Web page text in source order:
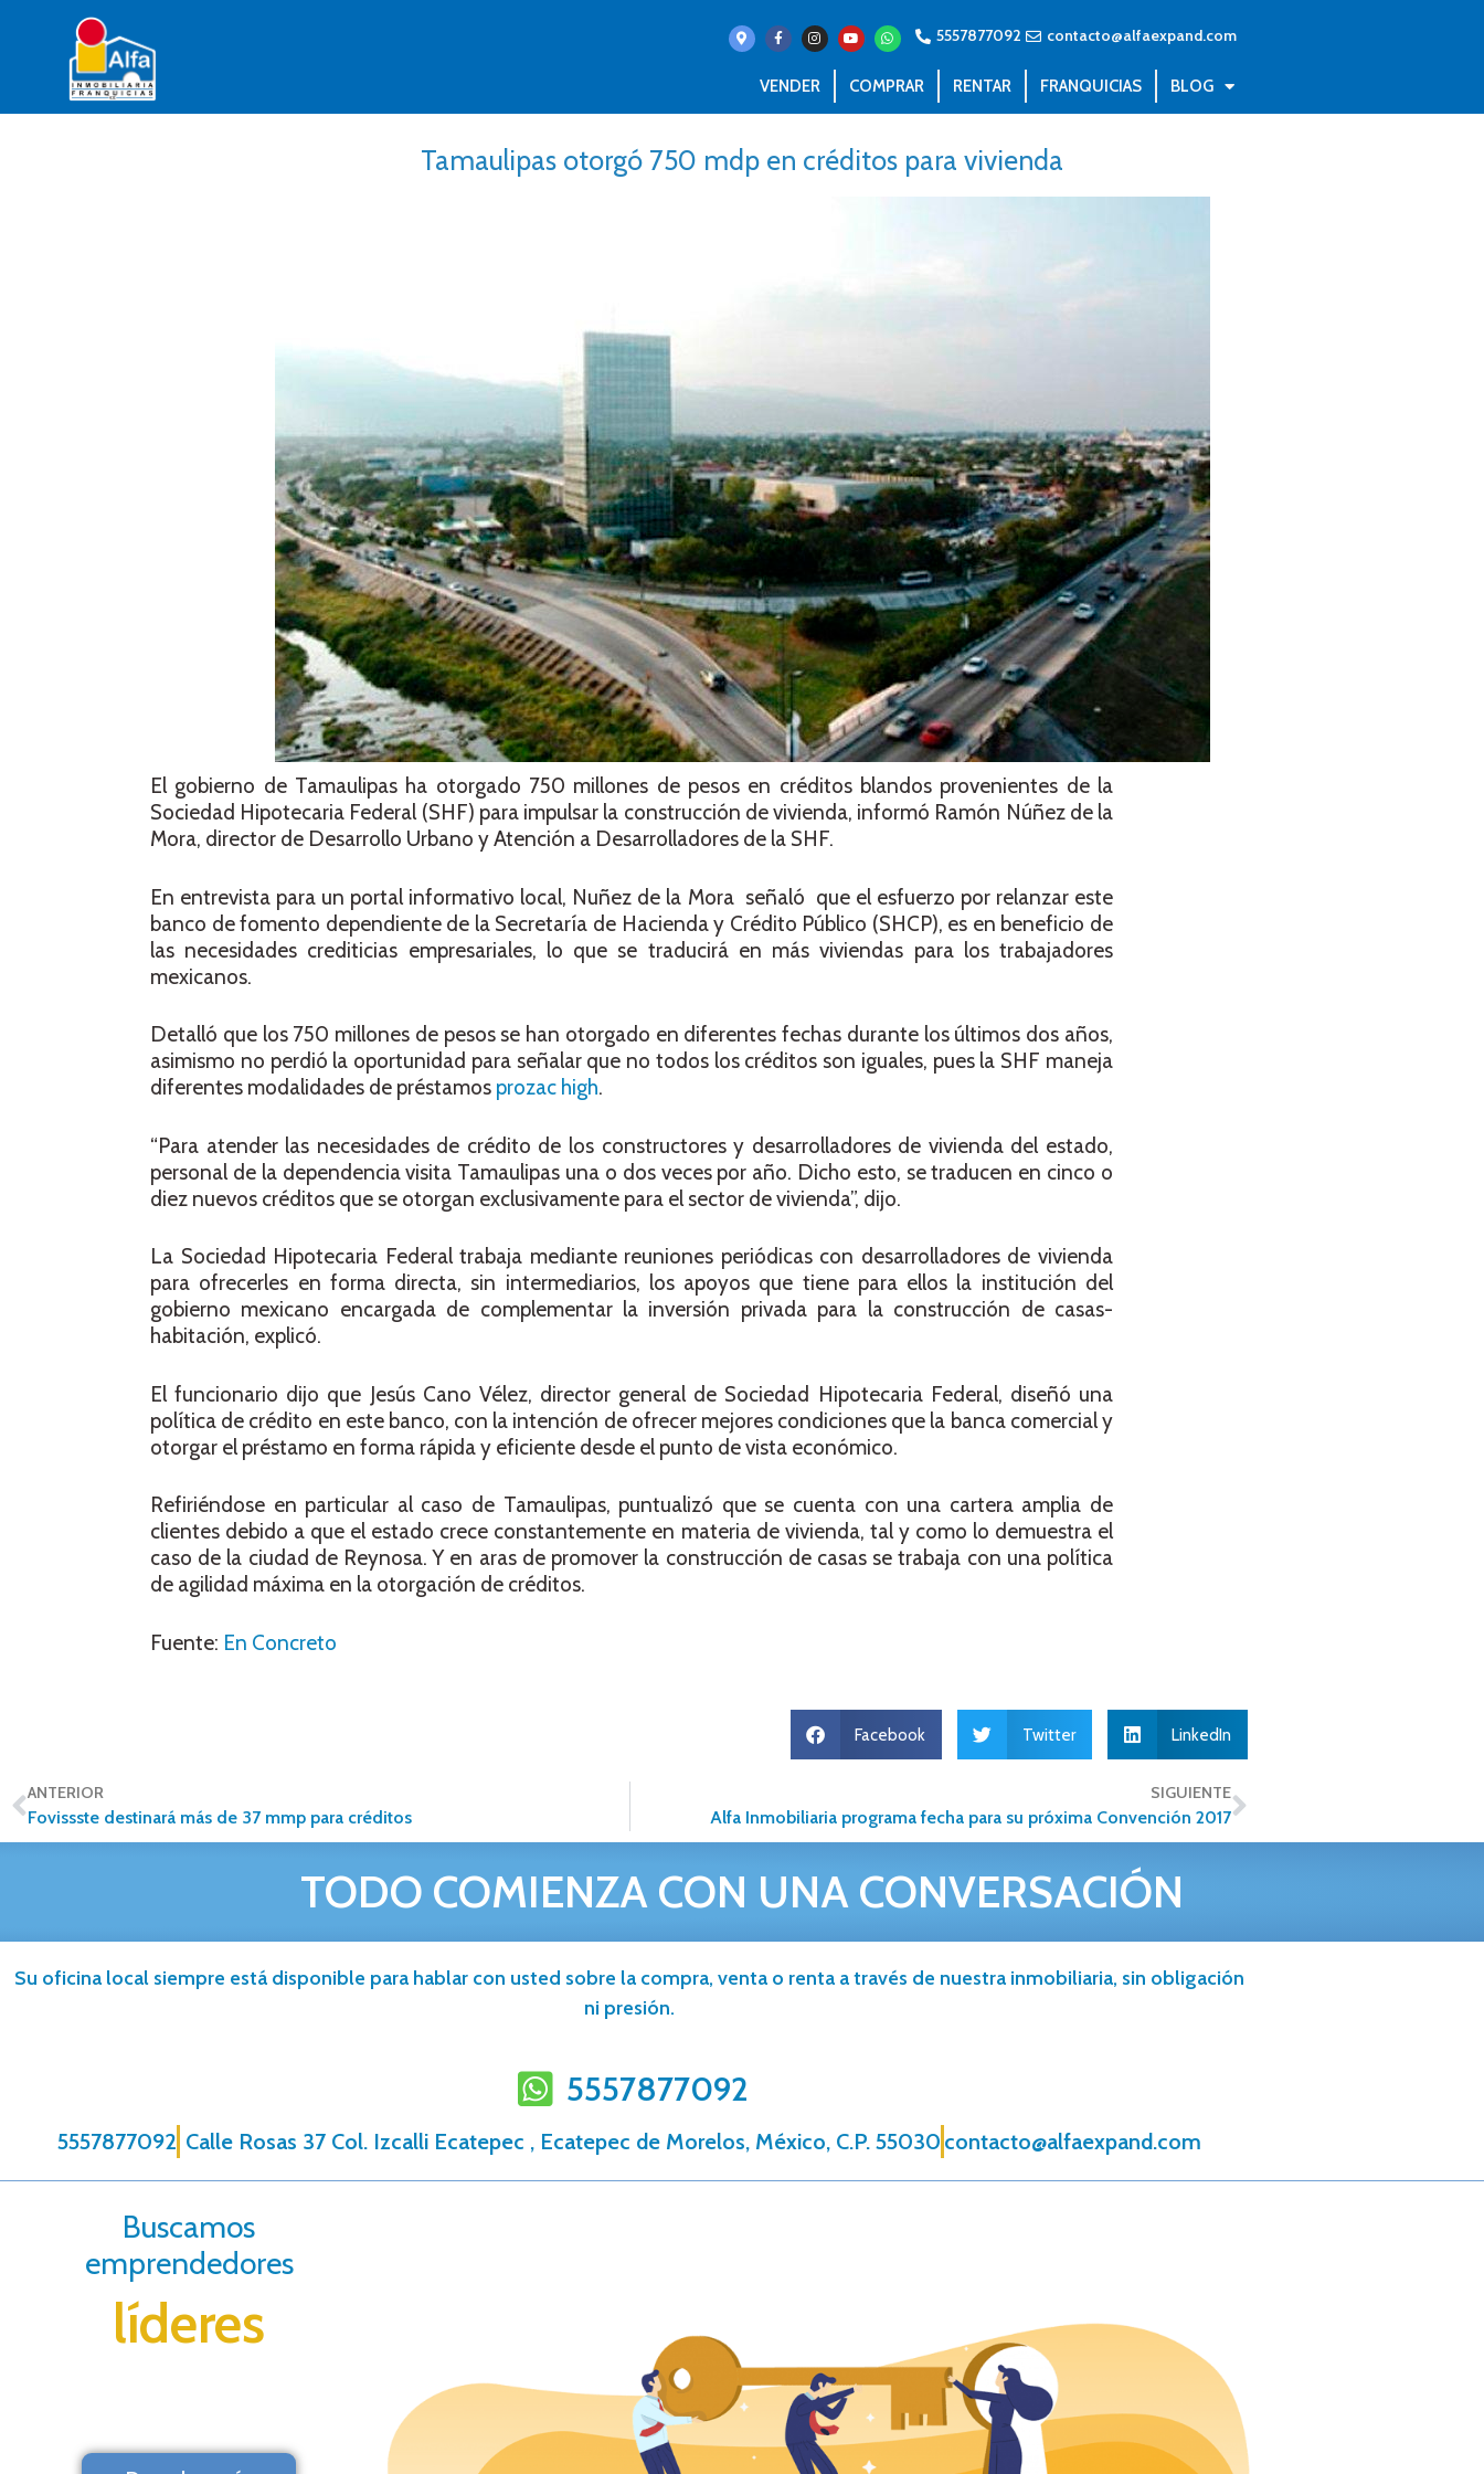
5557877092 contacto@alfaexpand.com
VENDER COMPRAR RENTAR FRANQUICIAS BLOG
Tamaulipas otorgó 750 mdp en créditos para vivienda
El gobierno de Tamaulipas ha otorgado 750 millones de pesos en créditos blandos provenientes de la
Sociedad Hipotecaria Federal (SHF) para impulsar la construcción de vivienda, informó Ramón Núñez de la
Mora, director de Desarrollo Urbano y Atención a Desarrolladores de la SHF.
En entrevista para un portal informativo local, Nuñez de la Mora señaló que el esfuerzo por relanzar este
banco de fomento dependiente de la Secretaría de Hacienda y Crédito Público (SHCP), es en beneficio de
las necesidades crediticias empresariales, lo que se traducirá en más viviendas para los trabajadores
mexicanos.
Detalló que los 750 millones de pesos se han otorgado en diferentes fechas durante los últimos dos años,
asimismo no perdió la oportunidad para señalar que no todos los créditos son iguales, pues la SHF maneja
diferentes modalidades de préstamos prozac high.
“Para atender las necesidades de crédito de los constructores y desarrolladores de vivienda del estado,
personal de la dependencia visita Tamaulipas una o dos veces por año. Dicho esto, se traducen en cinco o
diez nuevos créditos que se otorgan exclusivamente para el sector de vivienda”, dijo.
La Sociedad Hipotecaria Federal trabaja mediante reuniones periódicas con desarrolladores de vivienda
para ofrecerles en forma directa, sin intermediarios, los apoyos que tiene para ellos la institución del
gobierno mexicano encargada de complementar la inversión privada para la construcción de casas-
habitación, explicó.
El funcionario dijo que Jesús Cano Vélez, director general de Sociedad Hipotecaria Federal, diseñó una
política de crédito en este banco, con la intención de ofrecer mejores condiciones que la banca comercial y
otorgar el préstamo en forma rápida y eficiente desde el punto de vista económico.
Refiriéndose en particular al caso de Tamaulipas, puntualizó que se cuenta con una cartera amplia de
clientes debido a que el estado crece constantemente en materia de vivienda, tal y como lo demuestra el
caso de la ciudad de Reynosa. Y en aras de promover la construcción de casas se trabaja con una política
de agilidad máxima en la otorgación de créditos.
Fuente: En Concreto
Facebook Twitter LinkedIn
ANTERIOR
Fovissste destinará más de 37 mmp para créditos
SIGUIENTE
Alfa Inmobiliaria programa fecha para su próxima Convención 2017
TODO COMIENZA CON UNA CONVERSACIÓN
Su oficina local siempre está disponible para hablar con usted sobre la compra, venta o renta a través de nuestra inmobiliaria, sin obligación
ni presión.
5557877092
5557877092 Calle Rosas 37 Col. Izcalli Ecatepec , Ecatepec de Morelos, México, C.P. 55030 contacto@alfaexpand.com
Buscamos
emprendedores
líderes